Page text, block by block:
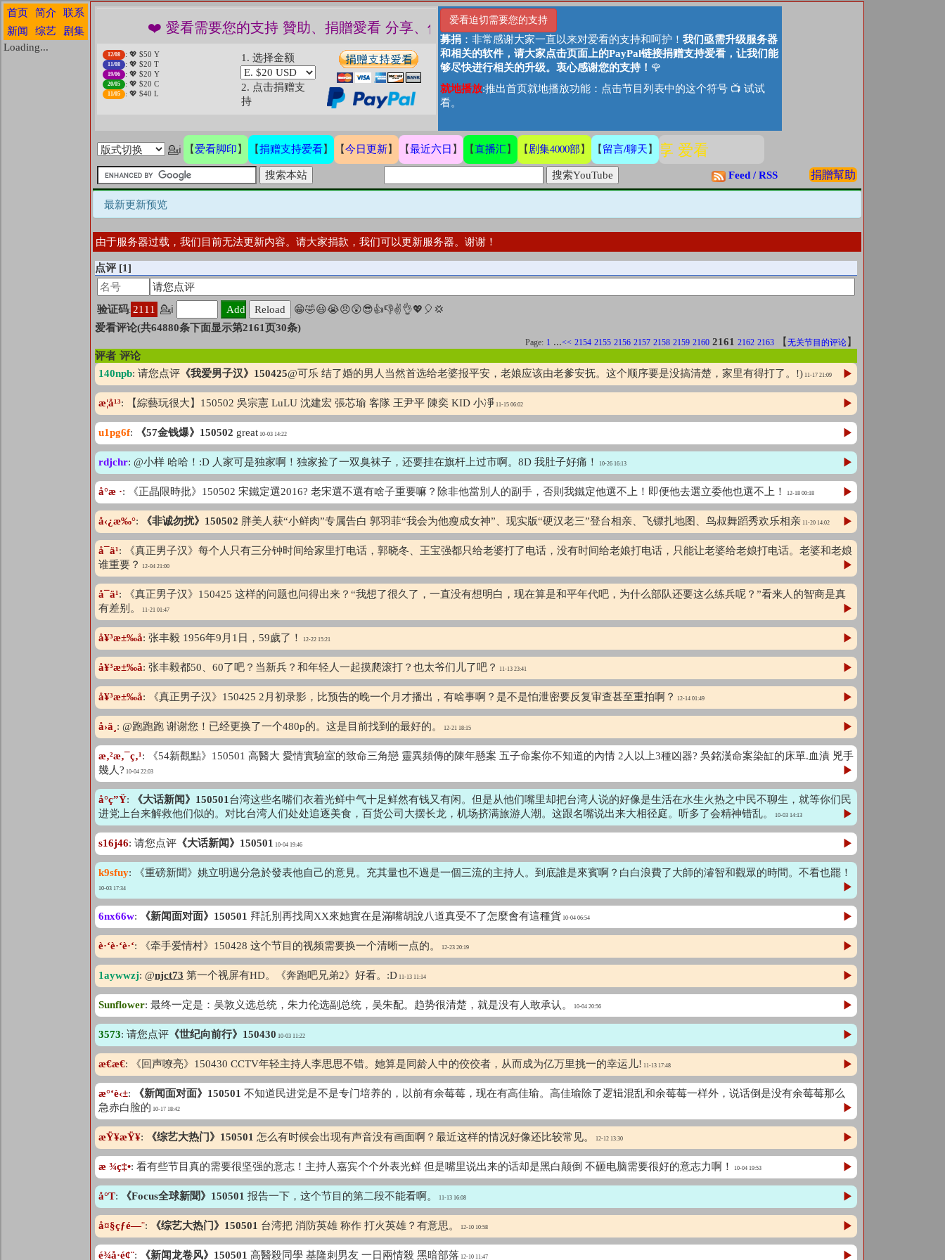
首页 简介
联系
新闻
综艺
剧集
Loading...
❤️ 愛看需要您的支持 贊助、捐贈愛看 分享、傳播愛看 ❤️
12/08 : 💖 $50 Y
11/08 : 💖 $20 T
19/06 : 💖 $20 Y
20/05 : 💖 $20 C
11/05 : 💖 $40 L
1. 选择金额
2. 点击捐赠支
持
爱看迫切需要您的支持
募捐 ：非常感谢大家一直以来对爱看的支持和呵护！ 我们亟需升级服务器
和相关的软件，请大家点击页面上的PayPal链接捐赠支持爱看，让我们能
够尽快进行相关的升级。衷心感谢您的支持！ 🌹
就地播放:推出首页就地播放功能：点击节目列表中的这个符号 📺 试试
看。
💁ℹ 【爱看脚印 】 【捐赠支持爱看】 【今日更新】 【最近六日 】 【直播汇 】 【 剧集4000部 】 【 留言/聊天 】 分享 爱看
Feed / RSS 捐贈幫助
最新更新预览
由于服务器过载，我们目前无法更新内容。请大家捐款，我们可以更新服务器。谢谢！
点评 [1]
验证码: 2111 💁ℹ 😁🤣😃😭😠😲😎👍👎✌👌💖 🎈 💢
爱看评论(共64880条下面显示第2161页30条)
Page: 1 ...<< 2154 2155 2156 2157 2158 2159 2160 2161 2162 2163 【 无关节目的评论 】
评者 评论
140npb: 请您点评 《我爱男子汉》150425@可乐 结了婚的男人当然首选给老婆报平安，老娘应该由老爹安抚。这个顺序要是没搞清楚，家里有得打了。!) 11-17 21:09 ▶
æ­¦å¹³: 【綜藝玩很大】150502 吳宗憲 LuLU 沈建宏 張芯瑜 客隊 王尹平 陳奕 KID 小凈 11-15 06:02 ▶
u1pg6f: 《57金钱爆》150502 great 10-03 14:22 ▶
rdjchr: @小样 哈哈！:D 人家可是独家啊！独家捡了一双臭袜子，还要挂在旗杆上过市啊。8D 我肚子好痛！ 10-26 16:13 ▶
å°æ ·: 《正晶限時批》150502 宋鐵定選2016? 老宋選不選有啥子重要嘛？除非他當別人的副手，否則我鐵定他選不上！即便他去選立委他也選不上！ 12-18 00:18 ▶
å‹¿æ‰°: 《非诚勿扰》150502 胖美人获“小鲜肉”专属告白 郭羽菲“我会为他瘦成女神”、现实版“硬汉老三”登台相亲、飞镖扎地图、鸟叔舞蹈秀欢乐相亲 11-20 14:02 ▶
å¯ä¹: 《真正男子汉》每个人只有三分钟时间给家里打电话，郭晓冬、王宝强都只给老婆打了电话，没有时间给老娘打电话，只能让老婆给老娘打电话。老婆和老娘
谁重要？
12-04 21:00 ▶
å¯ä¹: 《真正男子汉》150425 这样的问题也问得出来？“我想了很久了，一直没有想明白，现在算是和平年代吧，为什么部队还要这么练兵呢？”看来人的智商是真
有差别。
11-21 01:47 ▶
å¥³æ±‰å­: 张丰毅 1956年9月1日，59歲了！ 12-22 15:21 ▶
å¥³æ±‰å­: 张丰毅都50、60了吧？当新兵？和年轻人一起摸爬滚打？也太爷们儿了吧？ 11-13 23:41 ▶
å¥³æ±‰å­: 《真正男子汉》150425 2月初录影，比预告的晚一个月才播出，有啥事啊？是不是怕泄密要反复审查甚至重拍啊？ 12-14 01:49 ▶
å›­ä¸ : @跑跑跑 谢谢您！已经更换了一个480p的。这是目前找到的最好的。 12-21 18:15 ▶
æ‚²æ‚¯ç‚¹: 《54新觀點》150501 高醫大 愛情實驗室的致命三角戀 靈異頻傳的陳年懸案 五子命案你不知道的內情 2人以上3種凶器? 吳銘漢命案染缸的床單.血漬 兇手
幾人? 10-04 22:03 ▶
å°ç”Ÿ: 《大话新闻》150501 台湾这些名嘴们衣着光鲜中气十足鲜然有钱又有闲。但是从他们嘴里却把台湾人说的好像是生活在水生火热之中民不聊生，就等你们民
进党上台来解救他们似的。对比台湾人们处处追逐美食，百货公司大摆长龙，机场挤满旅游人潮。这跟名嘴说出来大相径庭。听多了会精神错乱。
10-03 14:13 ▶
s16j46: 请您点评 《大话新闻》150501 10-04 19:46 ▶
k9sfuy: 《重磅新聞》姚立明過分急於發表他自己的意見。充其量也不過是一個三流的主持人。到底誰是來賓啊？白白浪費了大師的濬智和觀眾的時間。不看也罷！
10-03 17:34 ▶
6nx66w: 《新闻面对面》150501 拜託別再找周XX來她實在是滿嘴胡說八道真受不了怎麼會有這種貨 10-04 06:54 ▶
è·‘è·‘è·‘: 《牵手爱情村》150428 这个节目的视频需要换一个清晰一点的。 12-23 20:19 ▶
1aywwzj: @njct73 第一个视屏有HD。《奔跑吧兄弟2》好看。:D 11-13 11:14 ▶
Sunflower: 最终一定是：吴敦义选总统，朱力伦选副总统，吴朱配。趋势很清楚，就是没有人敢承认。 10-04 20:56 ▶
3573: 请您点评 《世纪向前行》150430 10-03 11:22 ▶
æ€æ€: 《回声嘹亮》150430 CCTV年轻主持人李思思不错。她算是同龄人中的佼佼者，从而成为亿万里挑一的幸运儿! 11-13 17:48 ▶
æ°‘è‹±: 《新闻面对面》150501 不知道民进党是不是专门培养的，以前有余莓莓，现在有高佳瑜。高佳瑜除了逻辑混乱和余莓莓一样外，说话倒是没有余莓莓那么
急赤白脸的 10-17 18:42 ▶
æŸ¥æŸ¥: 《综艺大热门》150501 怎么有时候会出现有声音没有画面啊？最近这样的情况好像还比较常见。 12-12 13:30 ▶
æ ¾ç‡•: 看有些节目真的需要很坚强的意志！主持人嘉宾个个外表光鲜 但是嘴里说出来的话却是黑白颠倒 不砸电脑需要很好的意志力啊！ 10-04 19:53 ▶
å°T: 《Focus全球新聞》150501 报告一下，这个节目的第二段不能看啊。 11-13 16:08 ▶
å¤§çƒ­é—¨: 《综艺大热门》150501 台湾把 消防英雄 称作 打火英雄？有意思。 12-10 10:58 ▶
é¾å·é¢¨: 《新闻龙卷风》150501 高醫殺同學 基隆刺男友 一日兩情殺 黑暗部落 12-10 11:47 ▶